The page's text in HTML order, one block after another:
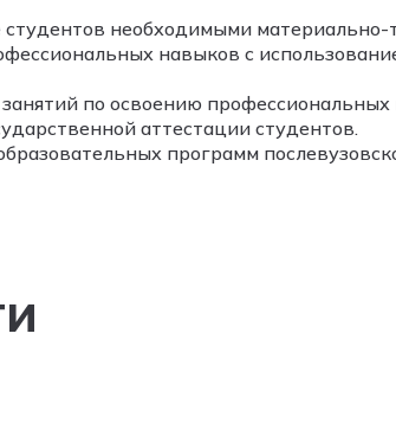
студентов необходимыми
навыков с
по освоению
аттестации студентов.
программ